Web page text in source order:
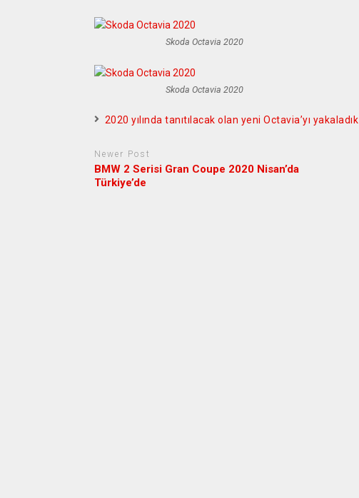
Skoda Octavia 2020
Skoda Octavia 2020
2020 yılında tanıtılacak olan yeni Octavia’yı yakaladık
Newer Post
BMW 2 Serisi Gran Coupe 2020 Nisan’da
Türkiye’de